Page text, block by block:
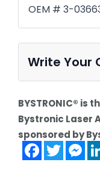
OEM # 3-
Write Your
BYSTRONIC®
Bystronic Laser
sponsored by
FacebookTwitter